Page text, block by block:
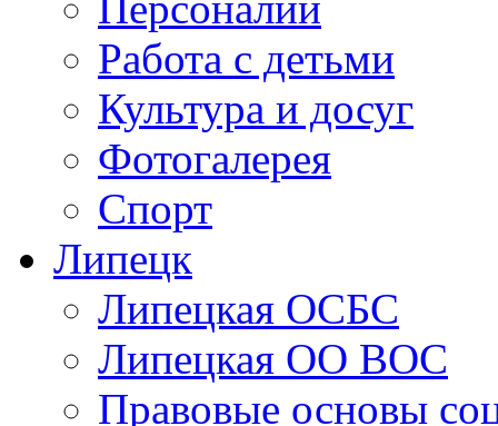
Персоналии
Работа с детьми
Культура и досуг
Фотогалерея
Спорт
Липецк
Липецкая ОСБС
Липецкая ОО ВОС